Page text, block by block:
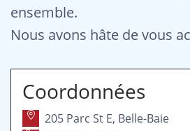
ensemble.
Nous avons hâte de vous
Coordonnées
205 Parc St E, Belle-Baie